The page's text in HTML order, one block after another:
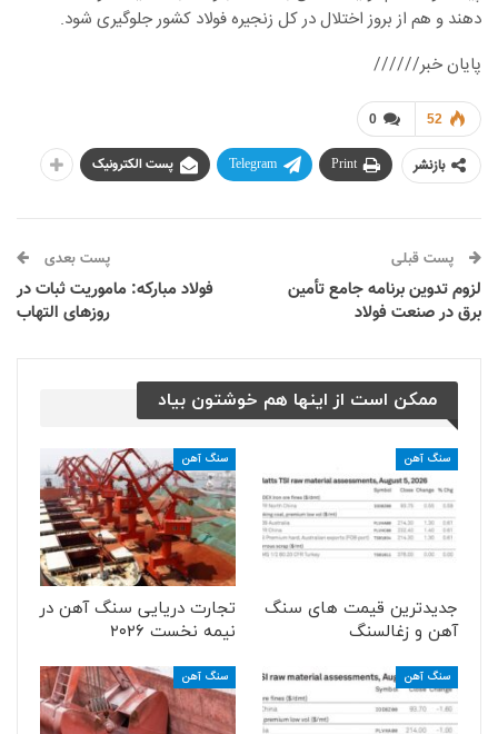
دهند و هم از بروز اختلال در کل زنجیره فولاد کشور جلوگیری شود.
پایان خبر//////
0 52
بازنشر Print
Telegram پست الکترونیک
پست قبلی
لزوم تدوین برنامه جامع تأمین
برق در صنعت فولاد
پست بعدی
فولاد مبارکه: ماموریت ثبات در
روزهای التهاب
ممکن است از اینها هم خوشتون بیاد
سنگ آهن
جدیدترین قیمت های سنگ
آهن و زغالسنگ
سنگ آهن
تجارت دریایی سنگ آهن در
نیمه نخست ۲۰۲۶
سنگ آهن سنگ آهن